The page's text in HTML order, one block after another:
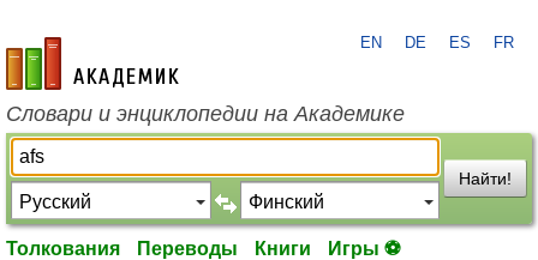
academic.ru
EN DE ES FR
Словари и энциклопедии на Академике
Найти!
Толкования Переводы Книги Игры ⚽